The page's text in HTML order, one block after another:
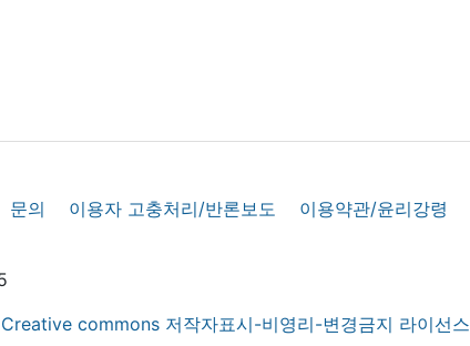
문의 이용자 고충처리/반론보도 이용약관/윤리강령
Creative commons 저작자표시-비영리-변경금지 라이선스